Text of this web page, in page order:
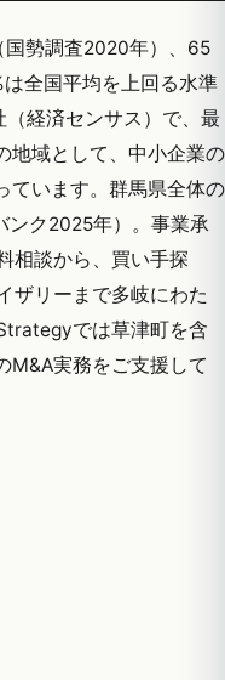
勢調査2020年）、65
全国平均を上回る水準
経済センサス）で、最
地域として、中小企業の
ています。群馬県全体の
ンク2025年）。事業承
相談から、買い手探
ザリーまで多岐にわた
では草津町を含
M&A実務をご支援して